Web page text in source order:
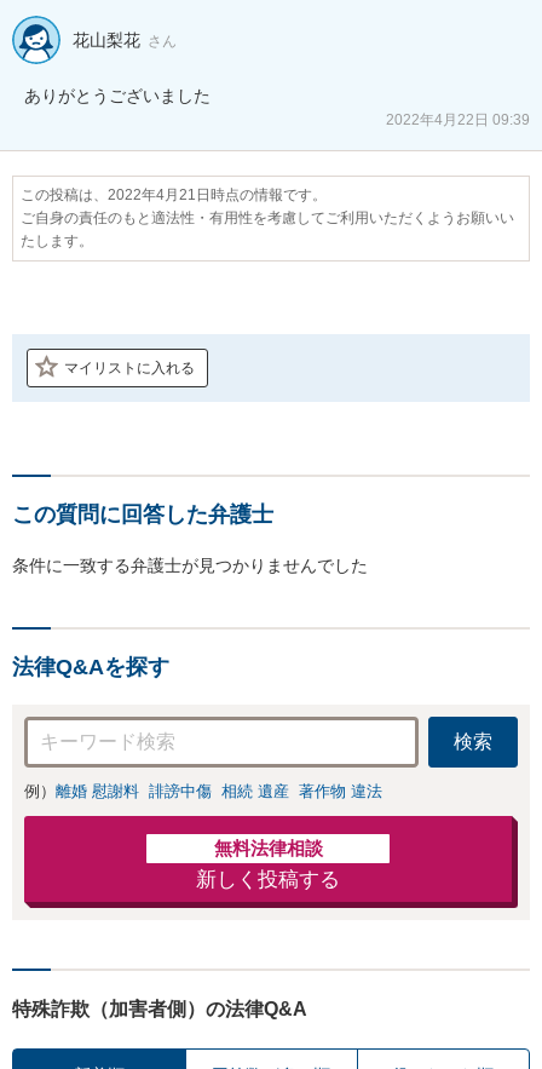
花山梨花 さん
ありがとうございました
2022年4月22日 09:39
この投稿は、2022年4月21日時点の情報です。
ご自身の責任のもと適法性・有用性を考慮してご利用いただくようお願いい
たします。
マイリストに入れる
この質問に回答した弁護士
条件に一致する弁護士が見つかりませんでした
法律Q&Aを探す
検索
例） 離婚 慰謝料 誹謗中傷 相続 遺産 著作物 違法
無料法律相談
新しく投稿する
特殊詐欺（加害者側）の法律Q&A